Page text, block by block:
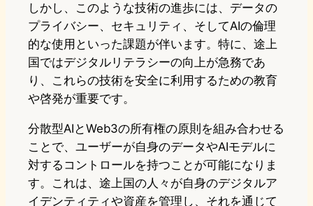
しかし、このような技術の進歩には、データの
プライバシー、セキュリティ、そしてAIの倫理
的な使用といった課題が伴います。特に、途上
国ではデジタルリテラシーの向上が急務であ
り、これらの技術を安全に利用するための教育
や啓発が重要です。
分散型AIとWeb3の所有権の原則を組み合わせる
ことで、ユーザーが自身のデータやAIモデルに
対するコントロールを持つことが可能になりま
す。これは、途上国の人々が自身のデジタルア
イデンティティや資産を管理し、それを通じて